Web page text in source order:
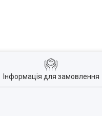
Інформація для замовлення